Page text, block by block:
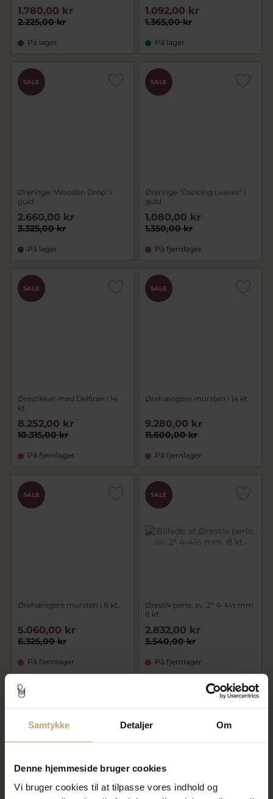
Samtykke Detaljer Om
Denne hjemmeside bruger cookies
Vi bruger cookies til at tilpasse vores indhold og
2.225,00 kr
1.780,00 kr
På lager
1.365,00 kr
1.092,00 kr
På lager
SALE
Øreringe "Wooden Drop" i
guld
3.325,00 kr
2.660,00 kr
På lager
SALE
Øreringe "Dancing Leaves" i
guld
1.350,00 kr
1.080,00 kr
På fjernlager
SALE
Ørestikker med Delfiner i 14
kt.
10.315,00 kr
8.252,00 kr
På fjernlager
SALE
Ørehængere mursten i 14 kt.
11.600,00 kr
9.280,00 kr
På fjernlager
SALE
Ørehængere mursten i 8 kt.
6.325,00 kr
5.060,00 kr
På fjernlager
SALE
Ørestik perle, sv. 2* 4-4½ mm.
8 kt.
3.540,00 kr
2.832,00 kr
På fjernlager